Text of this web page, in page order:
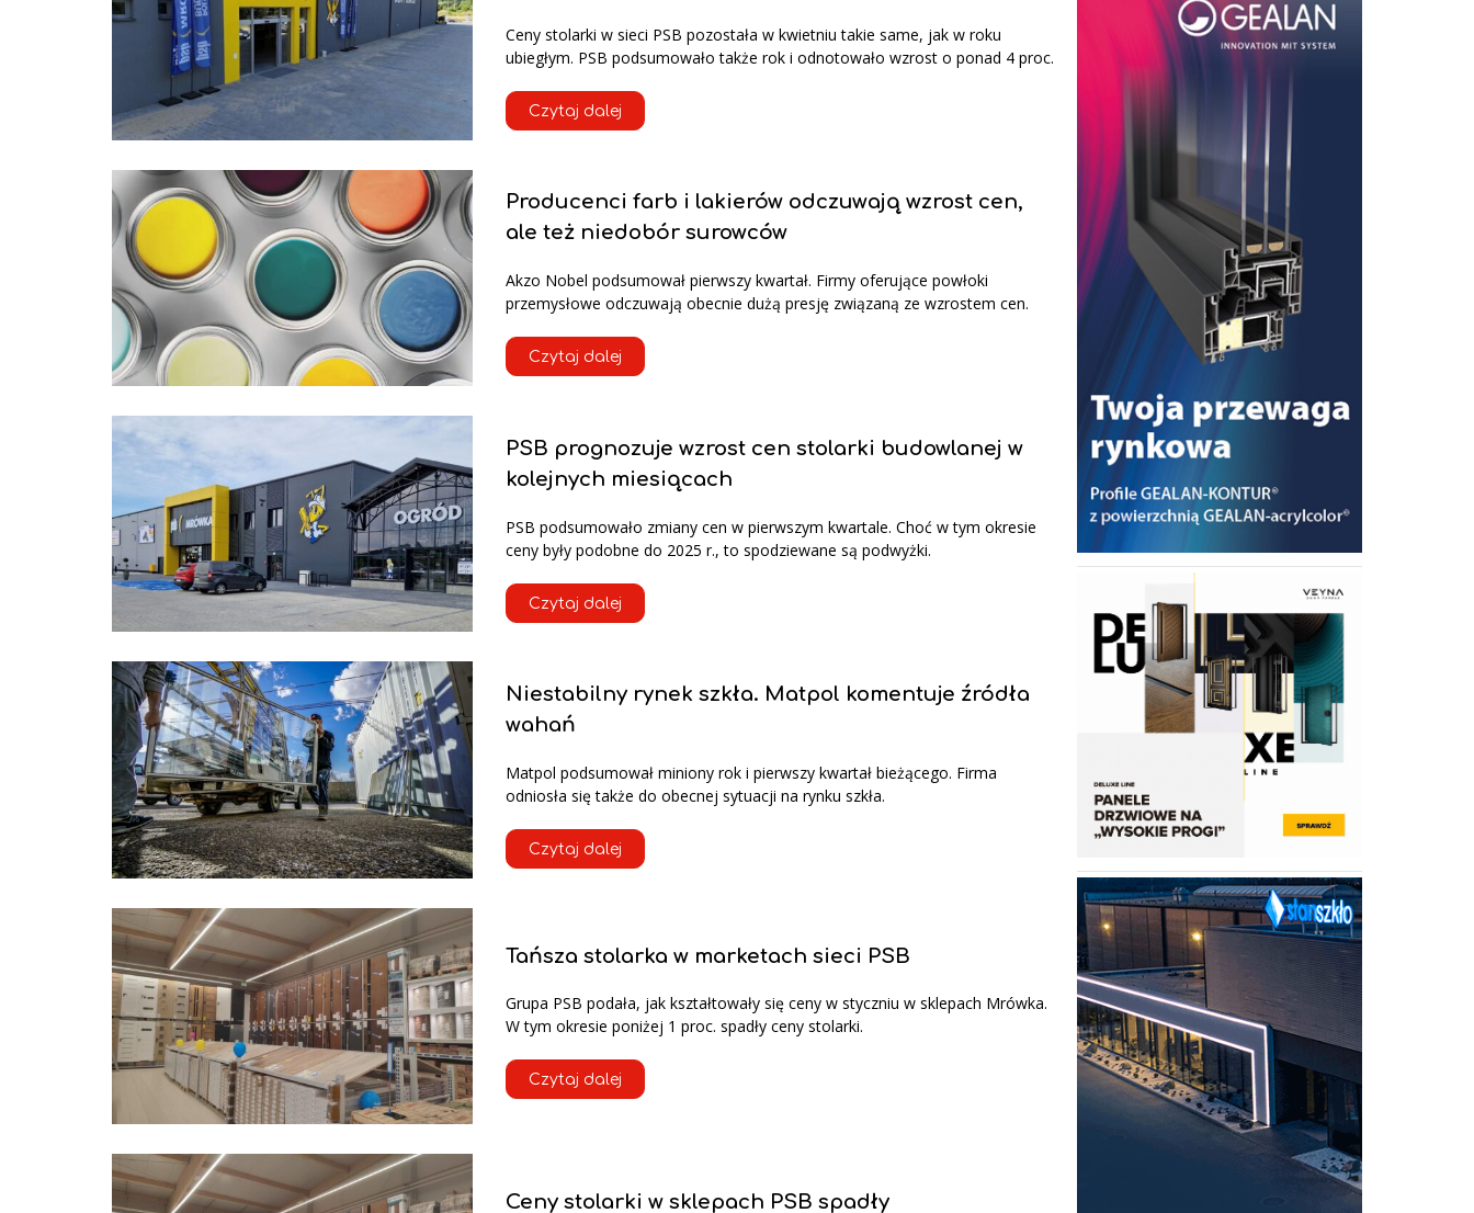
Ceny stolarki w sieci PSB pozostała w kwietniu takie same, jak w roku
ubiegłym. PSB podsumowało także rok i odnotowało wzrost o ponad 4 proc.
Czytaj dalej
Producenci farb i lakierów odczuwają wzrost cen,
ale też niedobór surowców
Akzo Nobel podsumował pierwszy kwartał. Firmy oferujące powłoki
przemysłowe odczuwają obecnie dużą presję związaną ze wzrostem cen.
Czytaj dalej
PSB prognozuje wzrost cen stolarki budowlanej w
kolejnych miesiącach
PSB podsumowało zmiany cen w pierwszym kwartale. Choć w tym okresie
ceny były podobne do 2025 r., to spodziewane są podwyżki.
Czytaj dalej
Niestabilny rynek szkła. Matpol komentuje źródła
wahań
Matpol podsumował miniony rok i pierwszy kwartał bieżącego. Firma
odniosła się także do obecnej sytuacji na rynku szkła.
Czytaj dalej
Tańsza stolarka w marketach sieci PSB
Grupa PSB podała, jak kształtowały się ceny w styczniu w sklepach Mrówka.
W tym okresie poniżej 1 proc. spadły ceny stolarki.
Czytaj dalej
Ceny stolarki w sklepach PSB spadły